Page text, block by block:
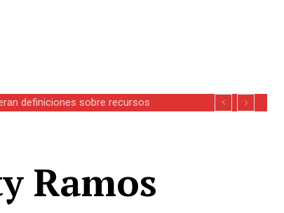
definiciones sobre recursos
Ramos